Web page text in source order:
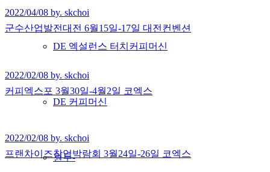
DE 엑설런스 터치커피머신
DE 커피머신
원두-
2022/04/08 by. skchoi
군수산업발전대전 6월15일-17일 대전컨벤션
2022/02/08 by. skchoi
커피엑스포 3월30일-4월2일 코엑스
2022/02/08 by. skchoi
프랜차이즈창업박람회 3월24일-26일 코엑스